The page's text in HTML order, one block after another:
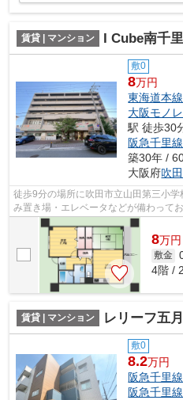
賃貸 | マンション I Cube南千里
敷0
8万円
東海道本線
大阪モノ
駅 徒歩30
阪急千里線
築30年 /
大阪府吹
徒歩9分の場所に吹田市立山田第三小
み置き場・エレベータなどが備わって
なマンションです。こちらのマンショ
8万円
敷金
4階 /
賃貸 | マンション レリーフ五
敷0
8.2万円
阪急千里線
阪急千里線